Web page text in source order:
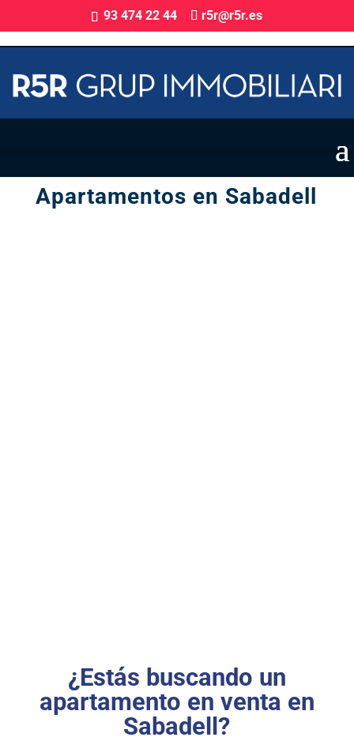
93 474 22 44 r5r@r5r.es
Apartamentos en Sabadell
¿Estás buscando un
apartamento en venta en
Sabadell?